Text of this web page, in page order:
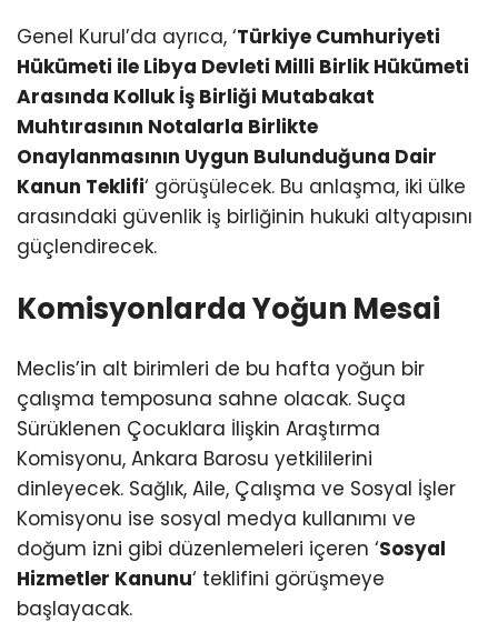
Genel Kurul’da ayrıca, ‘Türkiye Cumhuriyeti
Hükümeti ile Libya Devleti Milli Birlik Hükümeti
Arasında Kolluk İş Birliği Mutabakat
Muhtırasının Notalarla Birlikte
Onaylanmasının Uygun Bulunduğuna Dair
Kanun Teklifi‘ görüşülecek. Bu anlaşma, iki ülke
arasındaki güvenlik iş birliğinin hukuki altyapısını
güçlendirecek.
Komisyonlarda Yoğun Mesai
Meclis’in alt birimleri de bu hafta yoğun bir
çalışma temposuna sahne olacak. Suça
Sürüklenen Çocuklara İlişkin Araştırma
Komisyonu, Ankara Barosu yetkililerini
dinleyecek. Sağlık, Aile, Çalışma ve Sosyal İşler
Komisyonu ise sosyal medya kullanımı ve
doğum izni gibi düzenlemeleri içeren ‘Sosyal
Hizmetler Kanunu‘ teklifini görüşmeye
başlayacak.